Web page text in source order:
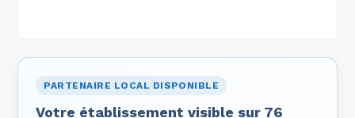
PARTENAIRE LOCAL DISPONIBLE
Votre établissement visible sur 76